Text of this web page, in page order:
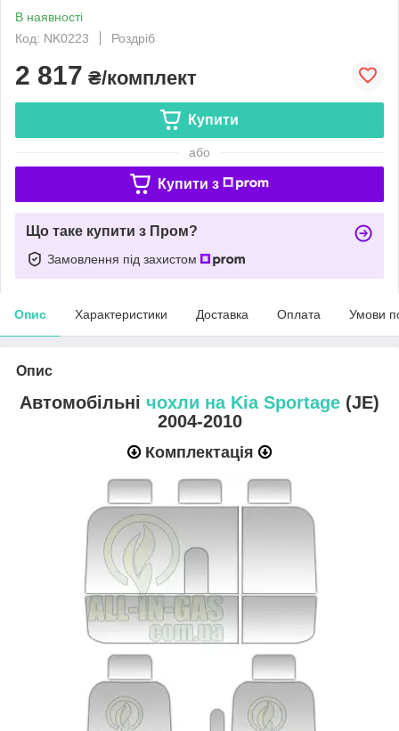
В наявності
Код: NK0223
Роздріб
2 817 ₴/комплект
Купити
або
Купити з
Що таке купити з Пром?
Замовлення під захистом
Опис Характеристики Доставка Оплата Умови
Опис
Автомобільні чохли на Kia Sportage (JE)
2004-2010
Комплектація